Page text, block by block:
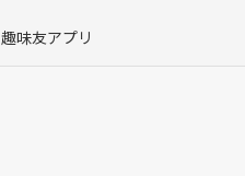
趣味友アプリ